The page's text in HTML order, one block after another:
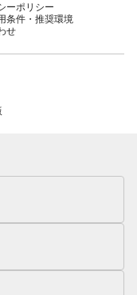
ーポリシー
条件・推奨環境
せ